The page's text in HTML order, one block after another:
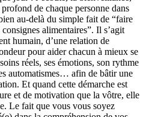
de chaque personne dans
au-delà du simple fait de “faire
alimentaires”. Il s’agit
humain, d’une relation de
pour aider chacun à mieux se
réels, ses émotions, son rythme
automatismes… afin de bâtir une
Et quand cette démarche est
et de motivation que la vôtre, elle
Le fait que vous vous soyez